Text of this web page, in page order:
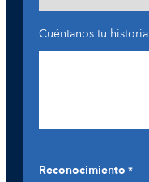
Cuéntanos tu historia
Reconocimiento *